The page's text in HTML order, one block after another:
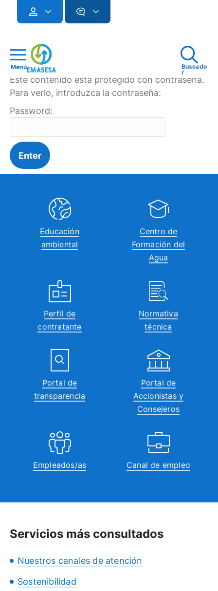
Menú
Buscado
r
Este contenido está protegido con contraseña.
Para verlo, introduzca la contraseña:
Password:
Educación
ambiental
Centro de
Formación del
Agua
Perfil de
contratante
Normativa
técnica
Portal de
transparencia
Portal de
Accionistas y
Consejeros
Empleados/as Canal de empleo
Servicios más consultados
Nuestros canales de atención
Sostenibilidad